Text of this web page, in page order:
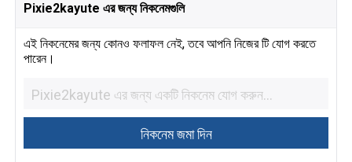
Pixie2kayute এর জন্য নিকনেমগুলি
এই নিকনেমের জন্য কোনও ফলাফল নেই, তবে আপনি নিজের টি যোগ করতে
পারেন।